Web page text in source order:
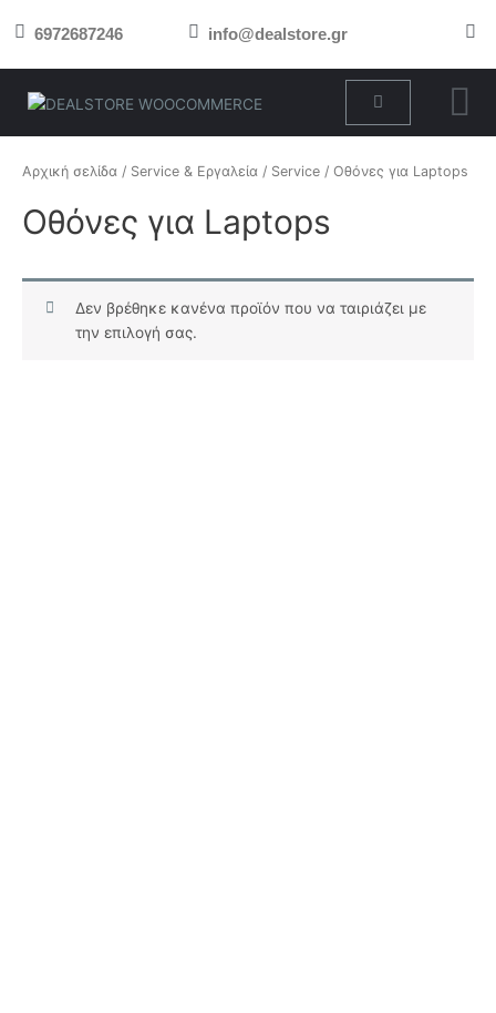
στο 6972687246 info@dealstore.gr
Cart
Αρχική σελίδα / Service & Εργαλεία / Service / Οθόνες για Laptops
Οθόνες για Laptops
Δεν βρέθηκε κανένα προϊόν που να ταιριάζει με
την επιλογή σας.